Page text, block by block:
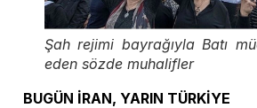
Şah rejimi bayrağıyla Batı
eden sözde muhalifler
BUGÜN İRAN, YARIN TÜRKİYE